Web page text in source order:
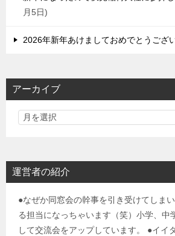
月5日
2026年新年あけましておめでとうござ
アーカイブ
運営者の紹介
●なぜか同窓会の幹事を引き受けてしま
る担当になっちゃいます（笑）小学、中
して交流会をアップしています。 ●イイ